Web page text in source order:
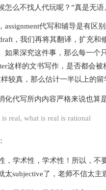
怎么不找人代玩呢？ ”真是无语
assignment代写和辅导是有区
，我们再将其翻译，扩充和
如果深究这件事，那么每一个
这样的文书写作，是否都会
较真，那么估计一半以上的留
化代写所内内容严格来说也算
real, what is real is rational
，学术性，学术性！所以，
太subjective了，老师不信太主